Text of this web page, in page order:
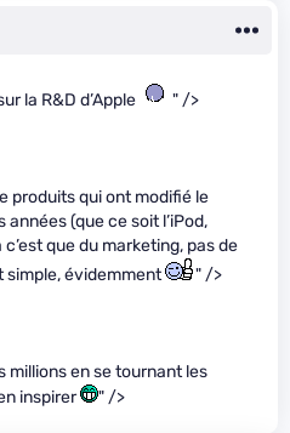
la R&D d’Apple " />
produits qui ont modifié le
(que ce soit l’iPod,
que du marketing, pas de
simple, évidemment
" />
millions en se tournant les
inspirer
" />